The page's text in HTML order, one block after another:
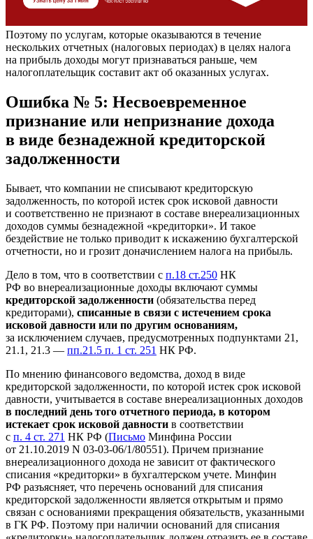
Поэтому по услугам, которые оказываются в течение
нескольких отчетных (налоговых периодах) в целях налога
на прибыль доходы могут признаваться раньше, чем
налогоплательщик составит акт об оказанных услугах.
Ошибка № 5: Несвоевременное
признание или непризнание дохода
в виде безнадежной кредиторской
задолженности
Бывает, что компании не списывают кредиторскую
задолженность, по которой истек срок исковой давности
и соответственно не признают в составе внереализационных
доходов суммы безнадежной «кредиторки». И такое
бездействие не только приводит к искажению бухгалтерской
отчетности, но и грозит доначислением налога на прибыль.
Дело в том, что в соответствии с п.18 ст.250 НК
РФ во внереализационные доходы включают суммы
кредиторской задолженности (обязательства перед
кредиторами), списанные в связи с истечением срока
исковой давности или по другим основаниям,
за исключением случаев, предусмотренных подпунктами 21,
21.1, 21.3 — пп.21.5 п. 1 ст. 251 НК РФ.
По мнению финансового ведомства, доход в виде
кредиторской задолженности, по которой истек срок исковой
давности, учитывается в составе внереализационных доходов
в последний день того отчетного периода, в котором
истекает срок исковой давности в соответствии
с п. 4 ст. 271 НК РФ (Письмо Минфина России
от 21.10.2019 N 03-03-06/1/80551). Причем признание
внереализационного дохода не зависит от фактического
списания «кредиторки» в бухгалтерском учете. Минфин
РФ разъясняет, что перечень оснований для списания
кредиторской задолженности является открытым и прямо
связан с основаниями прекращения обязательств, указанными
в ГК РФ. Поэтому при наличии оснований для списания